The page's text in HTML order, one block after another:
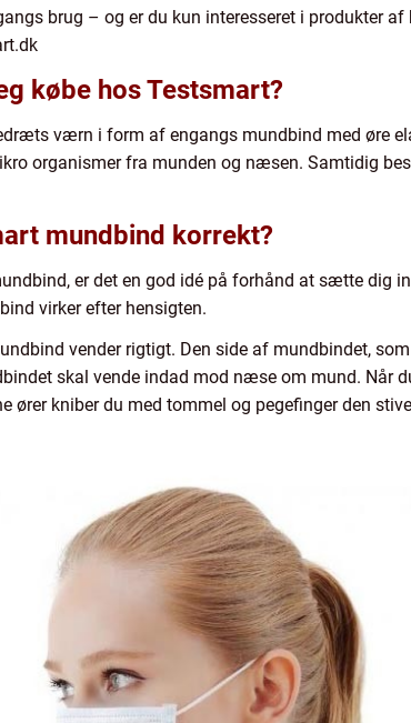
brug – og er du kun interesseret i produkter
købe hos Testsmart?
værn i form af engangs mundbind med øre
organismer fra munden og næsen. Samtidig
mundbind korrekt?
er det en god idé på forhånd at sætte dig
virker efter hensigten.
vender rigtigt. Den side af mundbindet,
skal vende indad mod næse om mund. Når
ører kniber du med tommel og pegefinger den